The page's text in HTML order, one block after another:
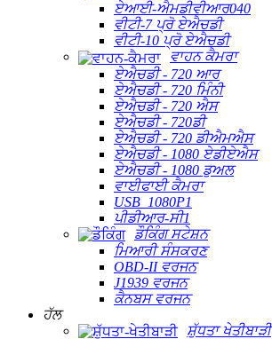
ਏਆਈ-ਐਮਡੀਵੀਆਰ040
ਵੀਟੀ-7 ਪ੍ਰੋ ਏਐਚਡੀ
ਵੀਟੀ-10 ਪ੍ਰੋ ਏਐਚਡੀ
ਵਾਹਨ ਕੈਮਰਾ
ਏਐਚਡੀ - 720 ਆਰ
ਏਐਚਡੀ - 720 ਮਿੰਨੀ
ਏਐਚਡੀ - 720 ਐਸ
ਏਐਚਡੀ - 720ਡੀ
ਏਐਚਡੀ - 720 ਡੀਐਮਐਸ
ਏਐਚਡੀ - 1080 ਏਡੀਏਐਸ
ਏਐਚਡੀ - 1080 ਡੁਅਲ
ਵਾਈਫਾਈ ਕੈਮਰਾ
USB_1080P1
ਪੀਡੀਆਰ-ਸੀ1
ਡੌਕਿੰਗ ਸਟੇਸ਼ਨ
ਮਿਆਰੀ ਸੰਸਕਰਣ
OBD-II ਵਰਜਨ
J1939 ਵਰਜਨ
ਕੈਨਬਸ ਵਰਜਨ
ਹੱਲ
ਸ਼ੁੱਧਤਾ ਖੇਤੀਬਾੜੀ